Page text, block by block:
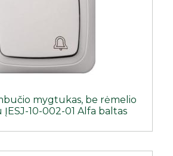
mygtukas, be rėmelio
10-002-01 Alfa baltas